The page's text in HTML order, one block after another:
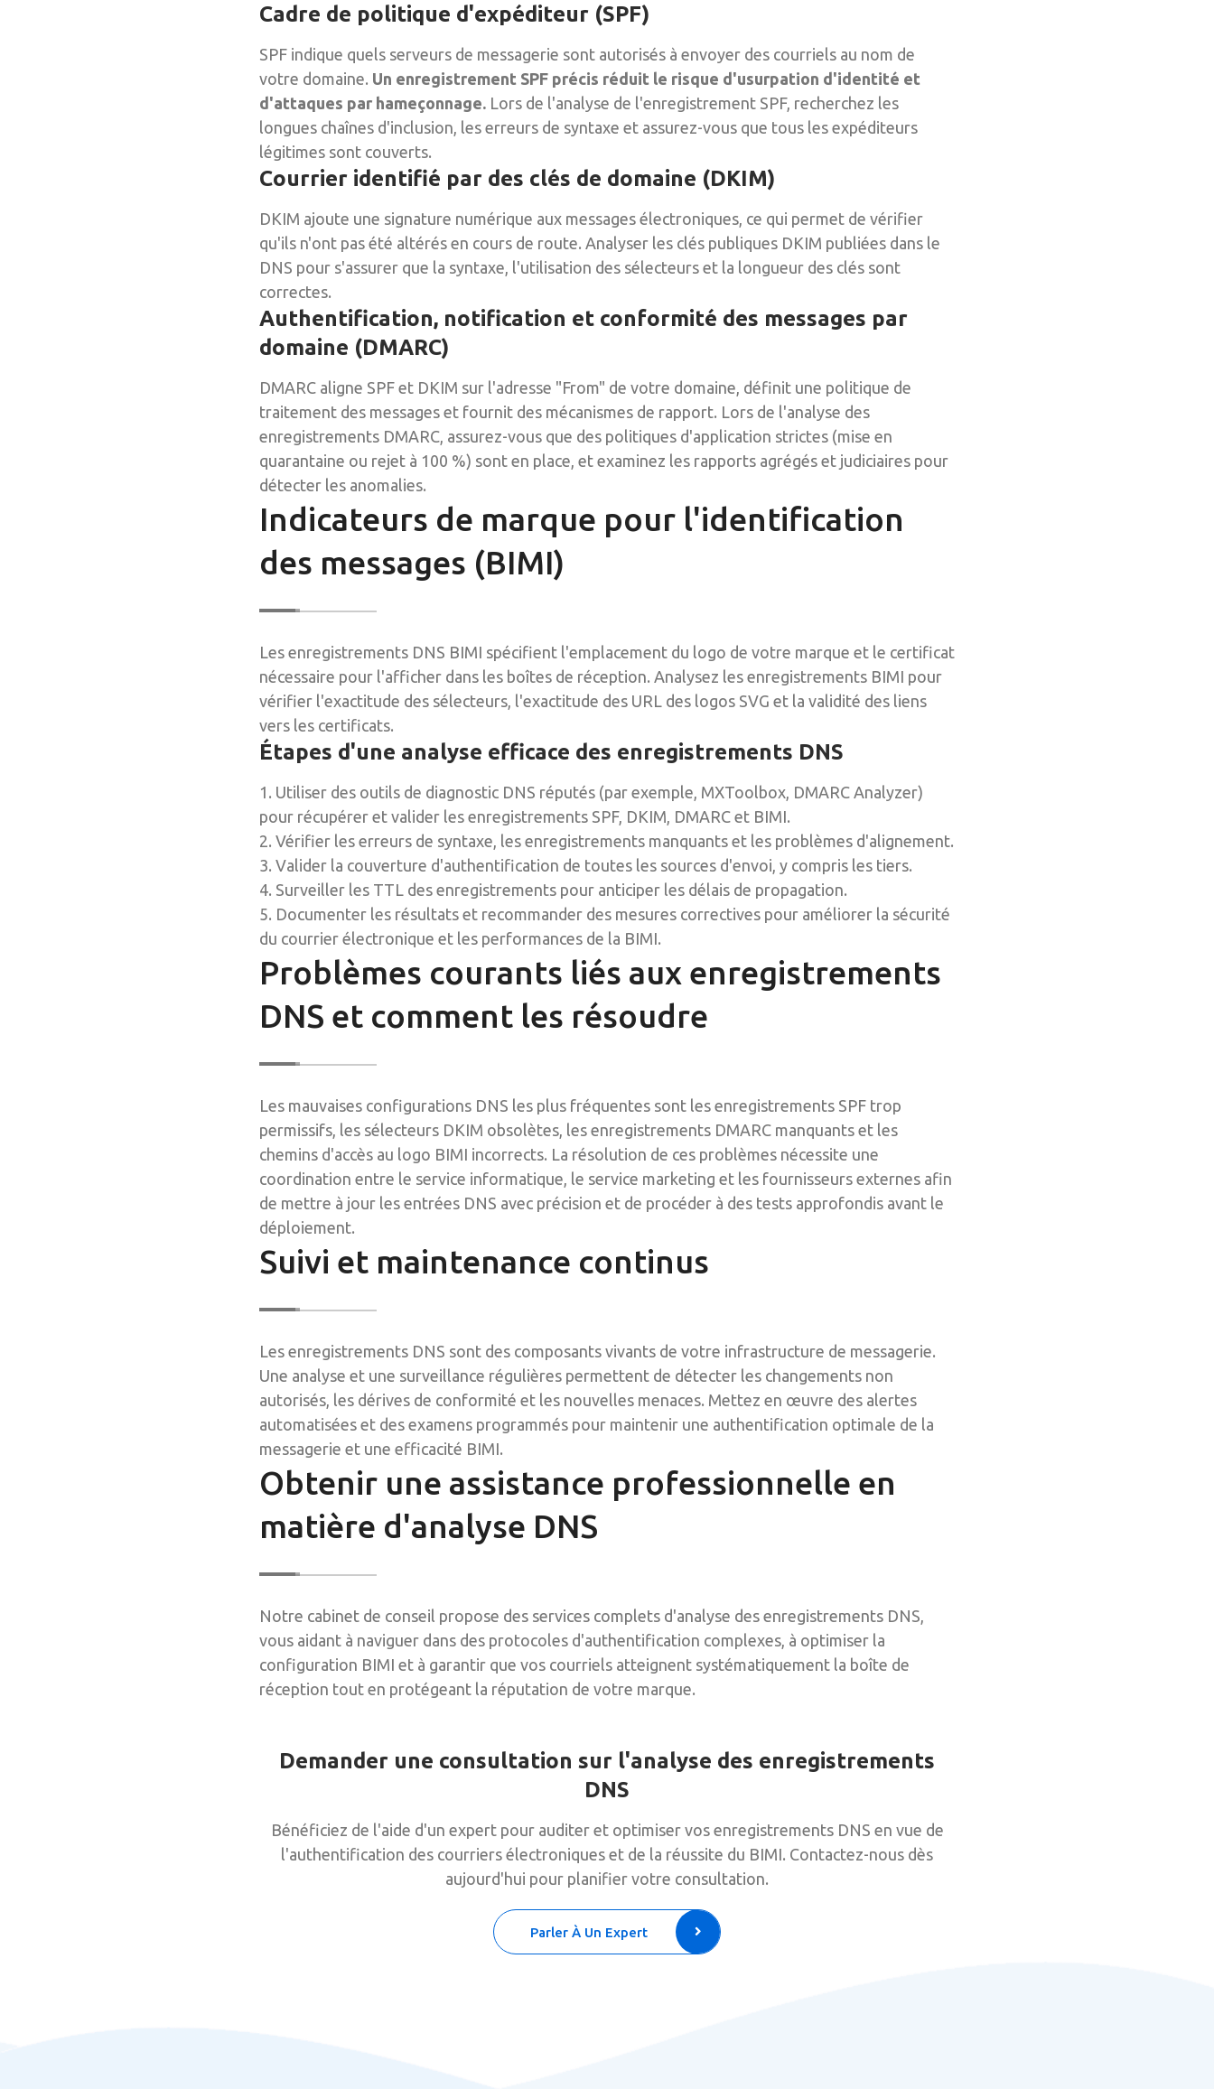
Cadre de politique d'expéditeur (SPF)
SPF indique quels serveurs de messagerie sont autorisés à envoyer des courriels au nom de
votre domaine. Un enregistrement SPF précis réduit le risque d'usurpation d'identité et
d'attaques par hameçonnage. Lors de l'analyse de l'enregistrement SPF, recherchez les
longues chaînes d'inclusion, les erreurs de syntaxe et assurez-vous que tous les expéditeurs
légitimes sont couverts.
Courrier identifié par des clés de domaine (DKIM)
DKIM ajoute une signature numérique aux messages électroniques, ce qui permet de vérifier
qu'ils n'ont pas été altérés en cours de route. Analyser les clés publiques DKIM publiées dans le
DNS pour s'assurer que la syntaxe, l'utilisation des sélecteurs et la longueur des clés sont
correctes.
Authentification, notification et conformité des messages par
domaine (DMARC)
DMARC aligne SPF et DKIM sur l'adresse "From" de votre domaine, définit une politique de
traitement des messages et fournit des mécanismes de rapport. Lors de l'analyse des
enregistrements DMARC, assurez-vous que des politiques d'application strictes (mise en
quarantaine ou rejet à 100 %) sont en place, et examinez les rapports agrégés et judiciaires pour
détecter les anomalies.
Indicateurs de marque pour l'identification
des messages (BIMI)
Les enregistrements DNS BIMI spécifient l'emplacement du logo de votre marque et le certificat
nécessaire pour l'afficher dans les boîtes de réception. Analysez les enregistrements BIMI pour
vérifier l'exactitude des sélecteurs, l'exactitude des URL des logos SVG et la validité des liens
vers les certificats.
Étapes d'une analyse efficace des enregistrements DNS
1. Utiliser des outils de diagnostic DNS réputés (par exemple, MXToolbox, DMARC Analyzer)
pour récupérer et valider les enregistrements SPF, DKIM, DMARC et BIMI.
2. Vérifier les erreurs de syntaxe, les enregistrements manquants et les problèmes d'alignement.
3. Valider la couverture d'authentification de toutes les sources d'envoi, y compris les tiers.
4. Surveiller les TTL des enregistrements pour anticiper les délais de propagation.
5. Documenter les résultats et recommander des mesures correctives pour améliorer la sécurité
du courrier électronique et les performances de la BIMI.
Problèmes courants liés aux enregistrements
DNS et comment les résoudre
Les mauvaises configurations DNS les plus fréquentes sont les enregistrements SPF trop
permissifs, les sélecteurs DKIM obsolètes, les enregistrements DMARC manquants et les
chemins d'accès au logo BIMI incorrects. La résolution de ces problèmes nécessite une
coordination entre le service informatique, le service marketing et les fournisseurs externes afin
de mettre à jour les entrées DNS avec précision et de procéder à des tests approfondis avant le
déploiement.
Suivi et maintenance continus
Les enregistrements DNS sont des composants vivants de votre infrastructure de messagerie.
Une analyse et une surveillance régulières permettent de détecter les changements non
autorisés, les dérives de conformité et les nouvelles menaces. Mettez en œuvre des alertes
automatisées et des examens programmés pour maintenir une authentification optimale de la
messagerie et une efficacité BIMI.
Obtenir une assistance professionnelle en
matière d'analyse DNS
Notre cabinet de conseil propose des services complets d'analyse des enregistrements DNS,
vous aidant à naviguer dans des protocoles d'authentification complexes, à optimiser la
configuration BIMI et à garantir que vos courriels atteignent systématiquement la boîte de
réception tout en protégeant la réputation de votre marque.
Demander une consultation sur l'analyse des enregistrements
DNS
Bénéficiez de l'aide d'un expert pour auditer et optimiser vos enregistrements DNS en vue de
l'authentification des courriers électroniques et de la réussite du BIMI. Contactez-nous dès
aujourd'hui pour planifier votre consultation.
Parler À Un Expert